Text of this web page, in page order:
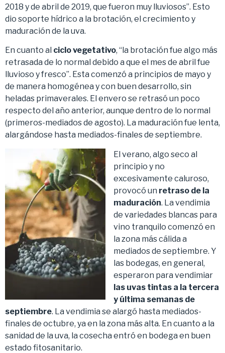
2018 y de abril de 2019, que fueron muy lluviosos”. Esto
dio soporte hídrico a la brotación, el crecimiento y
maduración de la uva.
En cuanto al ciclo vegetativo, “la brotación fue algo más
retrasada de lo normal debido a que el mes de abril fue
lluvioso y fresco”. Esta comenzó a principios de mayo y
de manera homogénea y con buen desarrollo, sin
heladas primaverales. El envero se retrasó un poco
respecto del año anterior, aunque dentro de lo normal
(primeros-mediados de agosto). La maduración fue lenta,
alargándose hasta mediados-finales de septiembre.
El verano, algo seco al
principio y no
excesivamente caluroso,
provocó un retraso de la
maduración. La vendimia
de variedades blancas para
vino tranquilo comenzó en
la zona más cálida a
mediados de septiembre. Y
las bodegas, en general,
esperaron para vendimiar
las uvas tintas a la tercera
y última semanas de
septiembre. La vendimia se alargó hasta mediados-
finales de octubre, ya en la zona más alta. En cuanto a la
sanidad de la uva, la cosecha entró en bodega en buen
estado fitosanitario.